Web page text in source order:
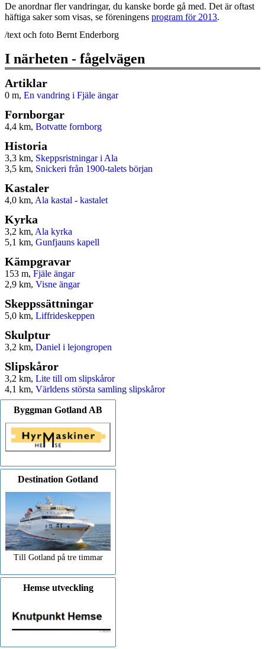
De anordnar fler vandringar, du kanske borde gå med. Det är oftast
häftiga saker som visas, se föreningens program för 2013.
/text och foto Bernt Enderborg
I närheten - fågelvägen
Artiklar
0 m, En vandring i Fjäle ängar
Fornborgar
4,4 km, Botvatte fornborg
Historia
3,3 km, Skeppsristningar i Ala
3,5 km, Snickeri från 1900-talets början
Kastaler
4,0 km, Ala kastal - kastalet
Kyrka
3,2 km, Ala kyrka
5,1 km, Gunfjauns kapell
Kämpgravar
153 m, Fjäle ängar
2,9 km, Visne ängar
Skeppssättningar
5,0 km, Liffrideskeppen
Skulptur
3,2 km, Daniel i lejongropen
Slipskåror
3,2 km, Lite till om slipskåror
4,1 km, Världens största samling slipskåror
Byggman Gotland AB
Destination Gotland
Till Gotland på tre timmar
Hemse utveckling